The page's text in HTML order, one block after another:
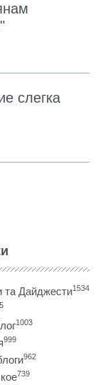
слегка
та Дайджести1534
1003
999
962
739